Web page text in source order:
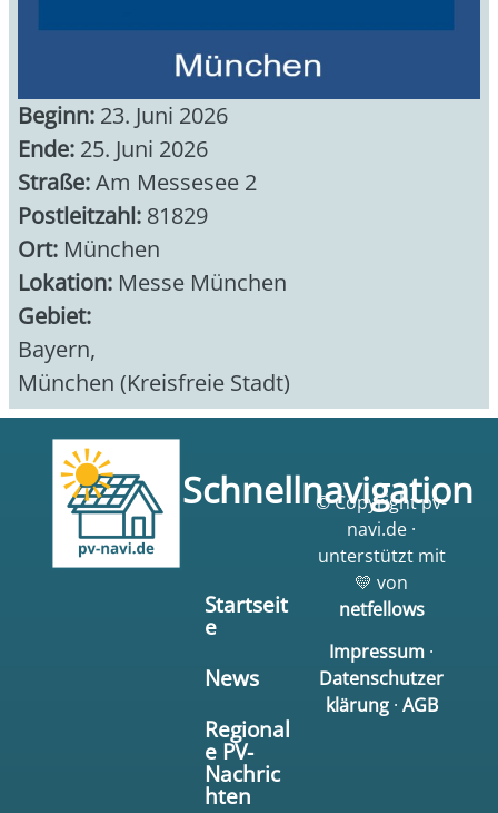
Beginn: 23. Juni 2026
Ende: 25. Juni 2026
Straße:Am Messesee 2
Postleitzahl: 81829
Ort: München
Lokation: Messe München
Gebiet:
Bayern,
München (Kreisfreie Stadt)
Schnellnavigation
Startseit
e
News
Regional
e PV-
Nachric
hten
© Copyright pv-
navi.de ·
unterstützt mit
💛 von
netfellows
Impressum ·
Datenschutzer
klärung· AGB